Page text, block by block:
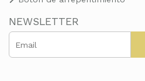
NEWSLETTER